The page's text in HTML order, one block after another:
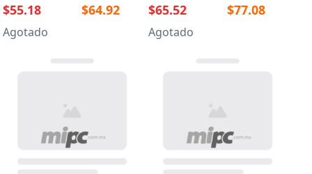
$55.18 $64.92
Agotado
$65.52 $77.08
Agotado